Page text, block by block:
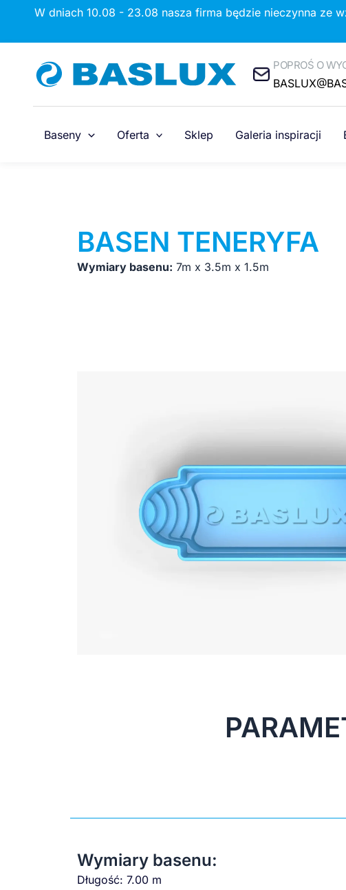
Przejdź
treści
W dniach 10.08 - 23.08 nasza firma będzie nieczynna ze
POPROŚ O
Baseny Oferta Sklep Galeria inspiracji
BASEN TENERYFA
Wymiary basenu: 7m x 3.5m x 1.5m
Wymiary basenu:
Długość: 7.00 m